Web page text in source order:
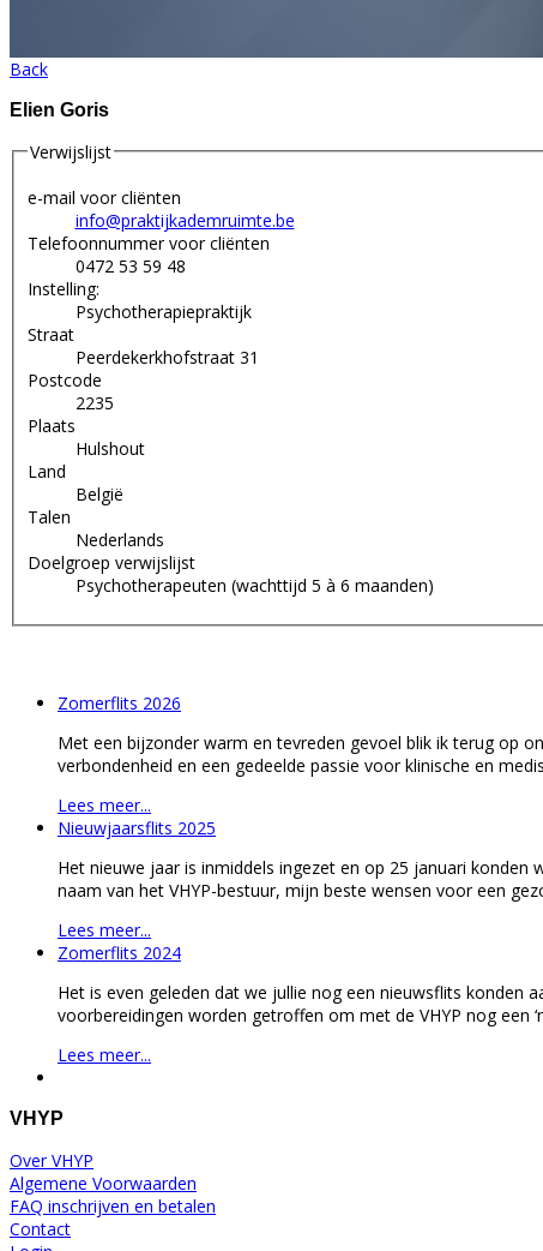
Back
Elien Goris
Verwijslijst
e-mail voor cliënten
info@praktijkademruimte.be
Telefoonnummer voor cliënten
0472 53 59 48
Instelling:
Psychotherapiepraktijk
Straat
Peerdekerkhofstraat 31
Postcode
2235
Plaats
Hulshout
Land
België
Talen
Nederlands
Doelgroep verwijslijst
Psychotherapeuten (wachttijd 5 à 6 maanden)
Zomerflits 2026
Met een bijzonder warm en tevreden gevoel blik ik terug op
verbondenheid en een gedeelde passie voor klinische en
Lees meer...
Nieuwjaarsflits 2025
Het nieuwe jaar is inmiddels ingezet en op 25 januari
naam van het VHYP-bestuur, mijn beste wensen voor een
Lees meer...
Zomerflits 2024
Het is even geleden dat we jullie nog een nieuwsflits konden
voorbereidingen worden getroffen om met de VHYP nog een
Lees meer...
VHYP
Over VHYP
Algemene Voorwaarden
FAQ inschrijven en betalen
Contact